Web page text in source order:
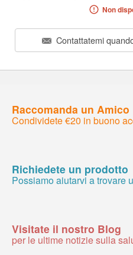
Non
Contattatemi
Raccomanda un Amico
Condividete €20 in buono
Richiedete un prodotto
Possiamo aiutarvi a trovare
Visitate il nostro Blog
per le ultime notizie sulla